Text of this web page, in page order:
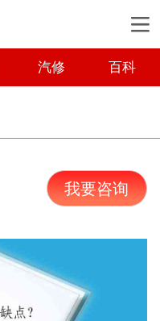
汽修 百科
我要咨询